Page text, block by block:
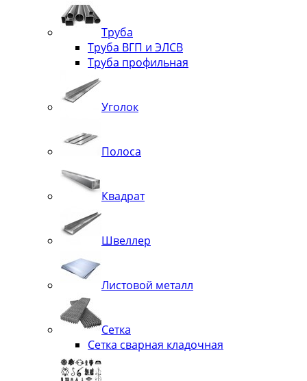
Труба
Труба ВГП и ЭЛСВ
Труба профильная
Уголок
Полоса
Квадрат
Швеллер
Листовой металл
Сетка
Сетка сварная кладочная